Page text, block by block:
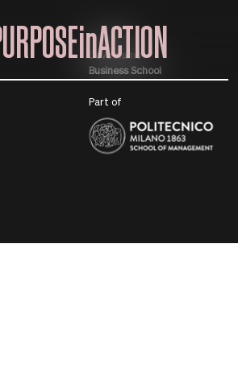
Contatti
Dove siamo
Business School
Part of